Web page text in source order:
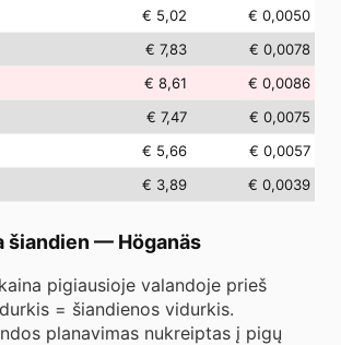
€ 5,02
€ 0,0050
€ 7,83
€ 0,0078
€ 8,61
€ 0,0086
€ 7,47
€ 0,0075
€ 5,66
€ 0,0057
€ 3,89 € 0,0039
šiandien — Höganäs
pigiausioje valandoje prieš
= šiandienos vidurkis.
planavimas nukreiptas į pigų